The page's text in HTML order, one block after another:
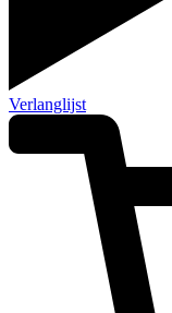
Verlanglijst